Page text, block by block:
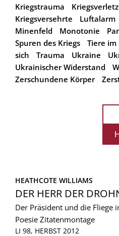
Kriegstrauma
Kriegsversehrte
Luftalarm
Minenfeld
Monotonie
Spuren des Kriegs
Tiere im
sich
Trauma Ukraine
Ukrainischer Widerstand
Zerschundene Körper
HEATHCOTE WILLIAMS
DER HERR DER
Der Präsident und die Fliege
Poesie Zitatenmontage
LI 98, HERBST 2012